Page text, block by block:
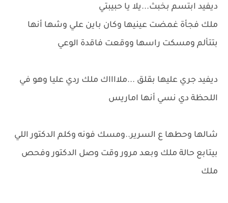
ديفيد ابتسم بخبث...يلا يا حبيبتي
ملك فجأة غمضت عينيها وكان باين علي وشها أنها
بتتألم ومسكت راسها ووقعت فاقدة الوعي
ديفيد جري عليها بقلق ...ملااااك ملك ردي عليا وهو في
اللحظة دي نسي أنها اماريس
شالها وحطها ع السرير..ومسك فونه وكلم الدكتور اللي
بيتابع حالة ملك وبعد مرور وقت وصل الدكتور وفحص
ملك